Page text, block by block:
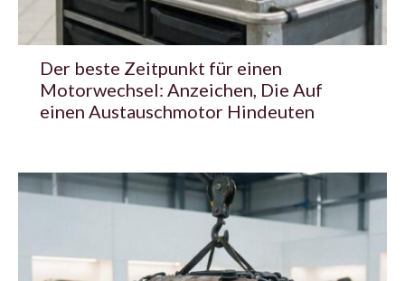
Der beste Zeitpunkt für einen
Motorwechsel: Anzeichen, Die Auf
einen Austauschmotor Hindeuten